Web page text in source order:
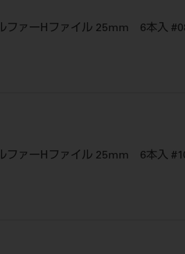
ファーHファイル 25mm 6本入
ファーHファイル 25mm 6本入